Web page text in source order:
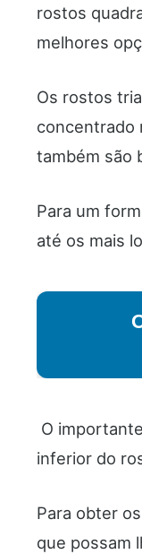
rostos
melhores
Os rostos
concentrado
também são
Para um
até os mais
O
inferior do
Para obter
que possam